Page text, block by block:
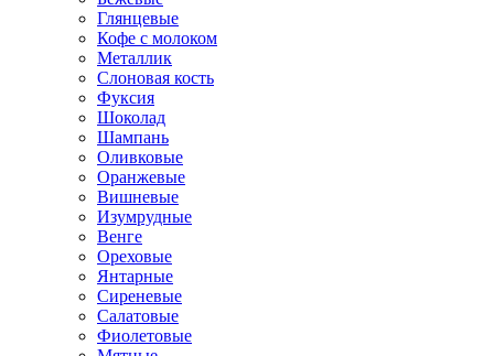
Глянцевые
Кофе с молоком
Металлик
Слоновая кость
Фуксия
Шоколад
Шампань
Оливковые
Оранжевые
Вишневые
Изумрудные
Венге
Ореховые
Янтарные
Сиреневые
Салатовые
Фиолетовые